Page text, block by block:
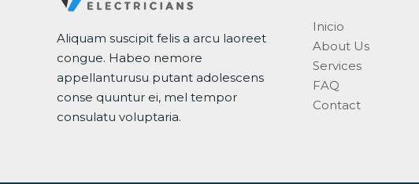
Aliquam suscipit felis a arcu laoreet
congue. Habeo nemore
appellanturusu putant adolescens
conse quuntur ei, mel tempor
consulatu voluptaria.
Inicio
About Us
Services
FAQ
Contact